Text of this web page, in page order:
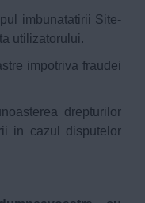
imbunatatirii Site-
utilizatorului.
impotriva fraudei
drepturilor
in cazul disputelor